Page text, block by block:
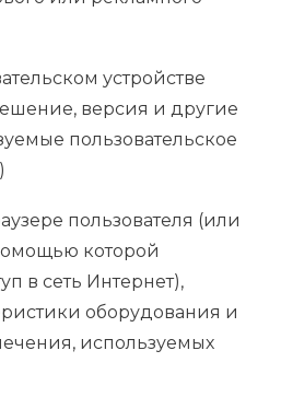
устройстве
версия и другие
пользовательское
пользователя (или
которой
в сеть Интернет),
оборудования и
используемых